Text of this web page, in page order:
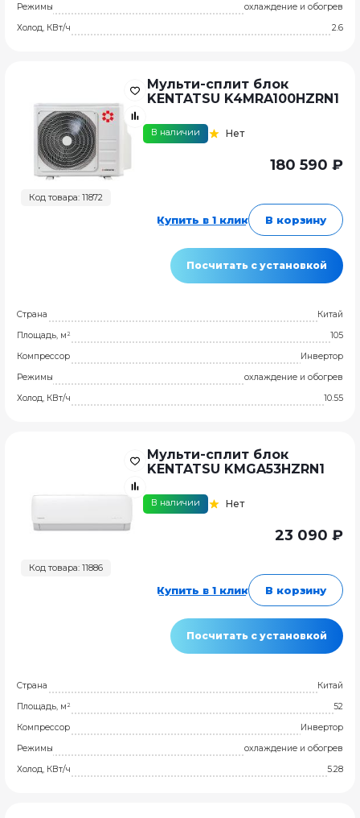
Режимы
охлаждение и обогрев
Холод, КВт/ч
2.6
Код товара: 11872
Мульти-сплит блок
KENTATSU K4MRA100HZRN1
В наличии Нет
180 590 ₽
Купить в 1 клик В корзину
Посчитать с установкой
Страна
Китай
Площадь, м²
105
Компрессор
Инвертор
Режимы
охлаждение и обогрев
Холод, КВт/ч
10.55
Код товара: 11886
Мульти-сплит блок
KENTATSU KMGA53HZRN1
В наличии Нет
23 090 ₽
Купить в 1 клик В корзину
Посчитать с установкой
Страна
Китай
Площадь, м²
52
Компрессор
Инвертор
Режимы
охлаждение и обогрев
Холод, КВт/ч
5.28